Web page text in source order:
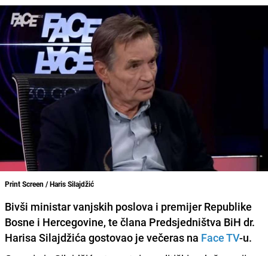
Print Screen / Haris Silajdžić
Bivši ministar vanjskih poslova i premijer Republike
Bosne i Hercegovine, te člana Predsjedništva BiH dr.
Harisa Silajdžića gostovao je večeras na Face TV-u.